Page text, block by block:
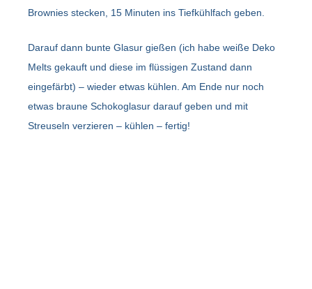
Brownies stecken, 15 Minuten ins Tiefkühlfach geben.
Darauf dann bunte Glasur gießen (ich habe weiße Deko
Melts gekauft und diese im flüssigen Zustand dann
eingefärbt) – wieder etwas kühlen. Am Ende nur noch
etwas braune Schokoglasur darauf geben und mit
Streuseln verzieren – kühlen – fertig!